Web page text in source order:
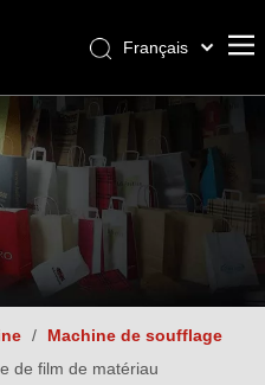
Français
العربية
Pусский
Español
Türk dili
/
Machine de soufflage
de film de matériau